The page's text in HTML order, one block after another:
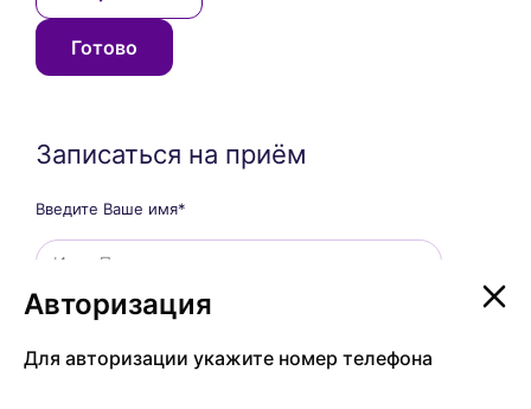
Готово
Авторизация
Для авторизации укажите номер телефона
Авторизация
Для авторизации укажите номер телефона
Записаться на приём
Введите Ваше имя*
Введите Ваш телефон*